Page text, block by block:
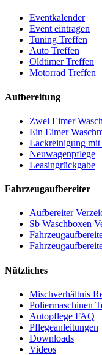
Eventkalender
Event eintragen
Tuning Treffen
Auto Treffen
Oldtimer Treffen
Motorrad Treffen
Aufbereitung
Zwei Eimer
Ein Eimer
Lackreinigung mit
Neuwagenpflege
Leasingrückgabe
Fahrzeugaufbereiter
Aufbereiter
Sb Waschboxen
Nützliches
Mischverhältnis
Poliermaschinen
Autopflege FAQ
Pflegeanleitungen
Downloads
Videos